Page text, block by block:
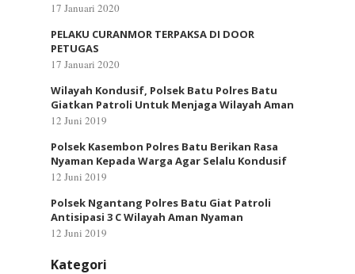
17 Januari 2020
PELAKU CURANMOR TERPAKSA DI DOOR
PETUGAS
17 Januari 2020
Wilayah Kondusif, Polsek Batu Polres Batu
Giatkan Patroli Untuk Menjaga Wilayah Aman
12 Juni 2019
Polsek Kasembon Polres Batu Berikan Rasa
Nyaman Kepada Warga Agar Selalu Kondusif
12 Juni 2019
Polsek Ngantang Polres Batu Giat Patroli
Antisipasi 3 C Wilayah Aman Nyaman
12 Juni 2019
Kategori